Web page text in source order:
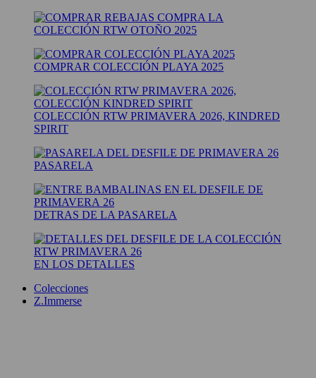
COMPRA LA
COLECCIÓN RTW OTOÑO 2025
COMPRAR COLECCIÓN PLAYA 2025
COLECCIÓN RTW PRIMAVERA 2026, KINDRED
SPIRIT
PASARELA
DETRAS DE LA PASARELA
EN LOS DETALLES
Colecciones
Z.Immerse